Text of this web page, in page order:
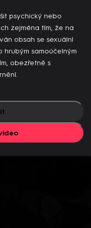
psychický nebo
zejména tím, že na
obsah se sexuální
samoúčelným
obezřetně s